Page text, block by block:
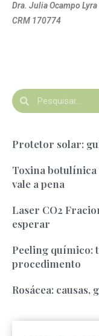
Dra. Julia Ocampo Lyra
CRM 170774
Protetor solar:
Toxina botulínica
vale a pena
Laser CO2
esperar
Peeling químico:
procedimento
Rosácea: